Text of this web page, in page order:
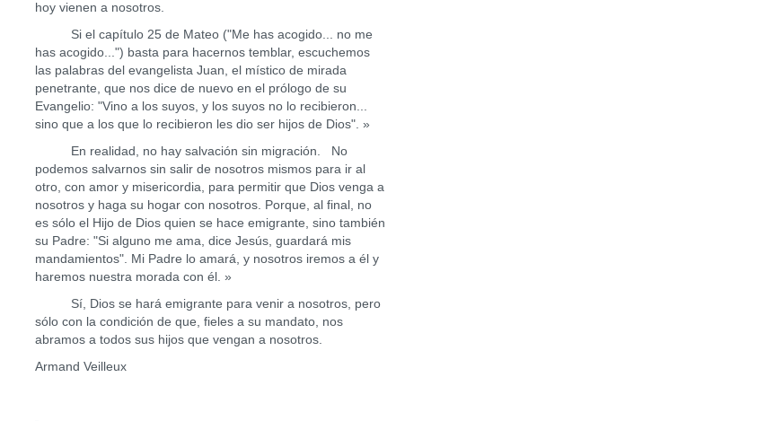
hoy vienen a nosotros.
Si el capítulo 25 de Mateo ("Me has acogido... no me
has acogido...") basta para hacernos temblar, escuchemos
las palabras del evangelista Juan, el místico de mirada
penetrante, que nos dice de nuevo en el prólogo de su
Evangelio: "Vino a los suyos, y los suyos no lo recibieron...
sino que a los que lo recibieron les dio ser hijos de Dios". »
En realidad, no hay salvación sin migración. No
podemos salvarnos sin salir de nosotros mismos para ir al
otro, con amor y misericordia, para permitir que Dios venga a
nosotros y haga su hogar con nosotros. Porque, al final, no
es sólo el Hijo de Dios quien se hace emigrante, sino también
su Padre: "Si alguno me ama, dice Jesús, guardará mis
mandamientos". Mi Padre lo amará, y nosotros iremos a él y
haremos nuestra morada con él. »
Sí, Dios se hará emigrante para venir a nosotros, pero
sólo con la condición de que, fieles a su mandato, nos
abramos a todos sus hijos que vengan a nosotros.
Armand Veilleux